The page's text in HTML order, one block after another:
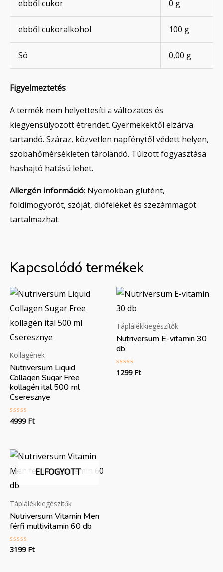
ebből cukor 0 g
ebből cukoralkohol 100 g
Só 0,00 g
Figyelmeztetés
A termék nem helyettesíti a változatos és
kiegyensúlyozott étrendet. Gyermekektől elzárva
tartandó. Száraz, közvetlen napfénytől védett helyen,
szobahőmérsékleten tárolandó. Túlzott fogyasztása
hashajtó hatású lehet.
Allergén információ: Nyomokban glutént,
földimogyorót, szóját, dióféléket és szezámmagot
tartalmazhat.
Kapcsolódó termékek
Kollagének
Nutriversum Liquid
Collagen Sugar Free
kollagén ital 500 ml
Cseresznye
Értékelés:
0
4999 Ft
Táplálékkiegészítők
Nutriversum E-vitamin 30
db
Értékelés:
0
1299 Ft
ELFOGYOTT
Táplálékkiegészítők
Nutriversum Vitamin Men
férfi multivitamin 60 db
Értékelés:
3199 Ft